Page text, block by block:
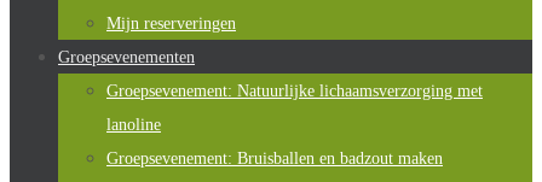
Mijn reserveringen
Groepsevenementen
Groepsevenement: Natuurlijke lichaamsverzorging met
lanoline
Groepsevenement: Bruisballen en badzout maken